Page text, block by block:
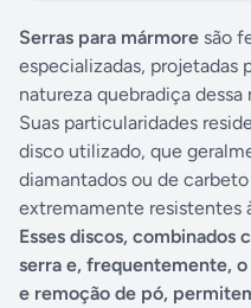
Serras para mármore são
especializadas, projetadas
natureza quebradiça
Suas particularidades
disco utilizado, que
diamantados ou de
extremamente resistentes
Esses discos, combinados
serra e, frequentemente,
e remoção de pó,